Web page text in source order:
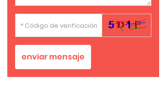
enviar mensaje